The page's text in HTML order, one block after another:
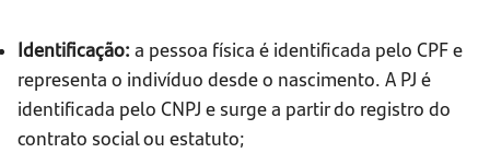
Identificação: a pessoa física é identificada pelo CPF e
representa o indivíduo desde o nascimento. A PJ é
identificada pelo CNPJ e surge a partir do registro do
contrato social ou estatuto;